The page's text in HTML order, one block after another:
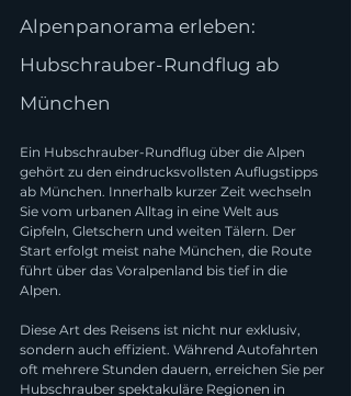
Alpenpanorama erleben:
Hubschrauber-Rundflug ab
München
Ein Hubschrauber-Rundflug über die Alpen
gehört zu den eindrucksvollsten Auflugstipps
ab München. Innerhalb kurzer Zeit wechseln
Sie vom urbanen Alltag in eine Welt aus
Gipfeln, Gletschern und weiten Tälern. Der
Start erfolgt meist nahe München, die Route
führt über das Voralpenland bis tief in die
Alpen.
Diese Art des Reisens ist nicht nur exklusiv,
sondern auch effizient. Während Autofahrten
oft mehrere Stunden dauern, erreichen Sie per
Hubschrauber spektakuläre Regionen in